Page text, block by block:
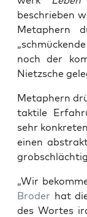
beschrie­ben
Meta­phern
noch der
Nietz­sche
Meta­phern
tak­ti­le
sehr
einen
„Wir
Bro­der hat
des Wor­tes